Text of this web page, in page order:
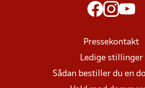
Pressekontakt
Ledige stillinger
Sådan bestiller du en